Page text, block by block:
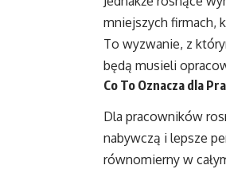
mniejszych firmach,
To wyzwanie, z
będą musieli
Co To Oznacza dla
Dla pracowników
nabywczą i lepsze
równomierny w